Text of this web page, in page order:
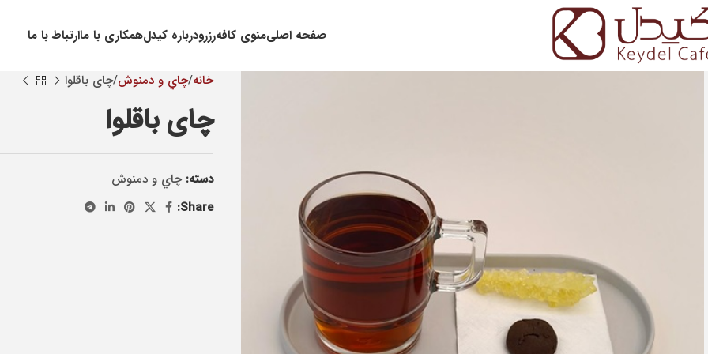
صفحه اصلیمنوی کافهرزرودرباره کیدلهمکاری با ماارتباط با ما
خانه چاي و دمنوش چای باقلوا
چای باقلوا
دسته: چاي و دمنوش
Share: